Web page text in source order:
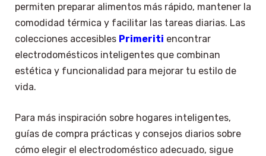
permiten preparar alimentos más rápido, mantener la
comodidad térmica y facilitar las tareas diarias. Las
colecciones accesibles Primeriti encontrar
electrodomésticos inteligentes que combinan
estética y funcionalidad para mejorar tu estilo de
vida.
Para más inspiración sobre hogares inteligentes,
guías de compra prácticas y consejos diarios sobre
cómo elegir el electrodoméstico adecuado, sigue